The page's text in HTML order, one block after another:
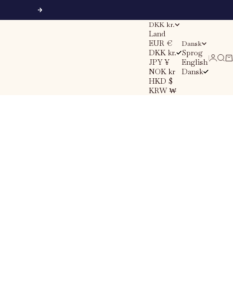
Næste
DKK kr.
Land
EUR €
DKK kr.
JPY ¥
NOK kr
HKD $
KRW ₩
Dansk
Sprog
English
Dansk
Log ind
Søg